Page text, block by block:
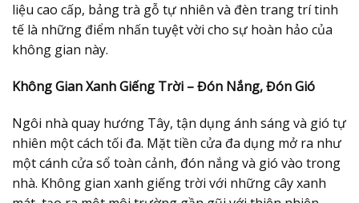
liệu cao cấp, bảng trà gỗ tự nhiên và đèn trang trí tinh
tế là những điểm nhấn tuyệt vời cho sự hoàn hảo của
không gian này.
Không Gian Xanh Giếng Trời – Đón Nắng, Đón Gió
Ngôi nhà quay hướng Tây, tận dụng ánh sáng và gió tự
nhiên một cách tối đa. Mặt tiền cửa đa dụng mở ra như
một cánh cửa sổ toàn cảnh, đón nắng và gió vào trong
nhà. Không gian xanh giếng trời với những cây xanh